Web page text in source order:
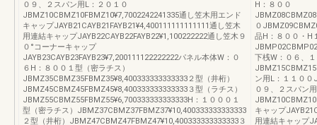
０９、２スパン用L：２０１０
JBMZ10CBMZ10FBMZ10¥7,7002242241335通し笠木用エンド
キャップJAYB21CAYB21FAYB21¥4,400111111111111通し笠木
用連結キャップJAYB22CAYB22FAYB22¥1,100222222通し笠木９
０°コーナーキャップ
JAYB23CAYB23FAYB23¥7,200111122222222パネル本体W：０
６H：８００１型（密ラチス）
JBMZ35CBMZ35FBMZ35¥8,400333333333333２型（井桁）
JBMZ45CBMZ45FBMZ45¥8,400333333333333３型（ラチス）
JBMZ55CBMZ55FBMZ55¥6,700333333333333H：１０００１
型（密ラチス）JBMZ37CBMZ37FBMZ37¥10,400333333333333
２型（井桁）JBMZ47CBMZ47FBMZ47¥10,400333333333333３
H：８００
０
品H：８００・H
下桟W：０６、
ン用L：１１００
０９、２スパン
キャップ
用連結キャップ